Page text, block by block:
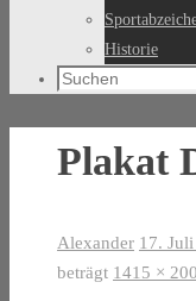
Historie
Suchen
Plakat
Alexander 17.
beträgt 1415 ×